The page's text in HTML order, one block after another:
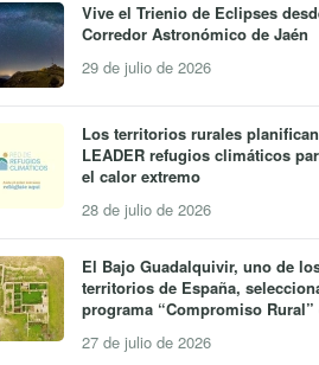
Vive el Trienio de Eclipses
Corredor Astronómico de Jaén
29 de julio de 2026
Los territorios rurales
LEADER refugios climáticos
el calor extremo
28 de julio de 2026
El Bajo Guadalquivir, uno de
territorios de España,
programa “Compromiso
27 de julio de 2026